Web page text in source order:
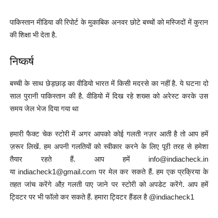
पाकिस्तान मीडिया की रिपोर्ट के मुकाबिक अनवर छोटे बच्चों को मस्जिदों में कुरान
की शिक्षा भी देता है.
निष्कर्ष
बच्ची के साथ छेड़छाड़ का वीडियो भारत में किसी मदरसे का नहीं है. ये घटना दो
साल पुरानी पाकिस्तान की है. वीडियो में दिख रहे शख्स को अरेस्ट करके उस
समय जेल भेज दिया गया था
हमारी फैक्ट चेक स्टोरी में अगर आपको कोई गलती नज़र आती है तो आप हमें
ज़रूर लिखें. हम अपनी गलतियों को स्वीकार करने के लिए पूरी तरह से हमेशा
तैयार रहते हैं. आप हमें info@indiacheck.in
या indiacheck1@gmail.com पर मेल कर सकते हैं. हम एक प्रक्रिया के
तहत जांच करेंगे औऱ गलती पाए जाने पर स्टोरी को अपडेट करेंगे. आप हमें
ट्विटर पर भी फॉलो कर सकते हैं. हमारा ट्विटर हैंडल है @indiacheck1